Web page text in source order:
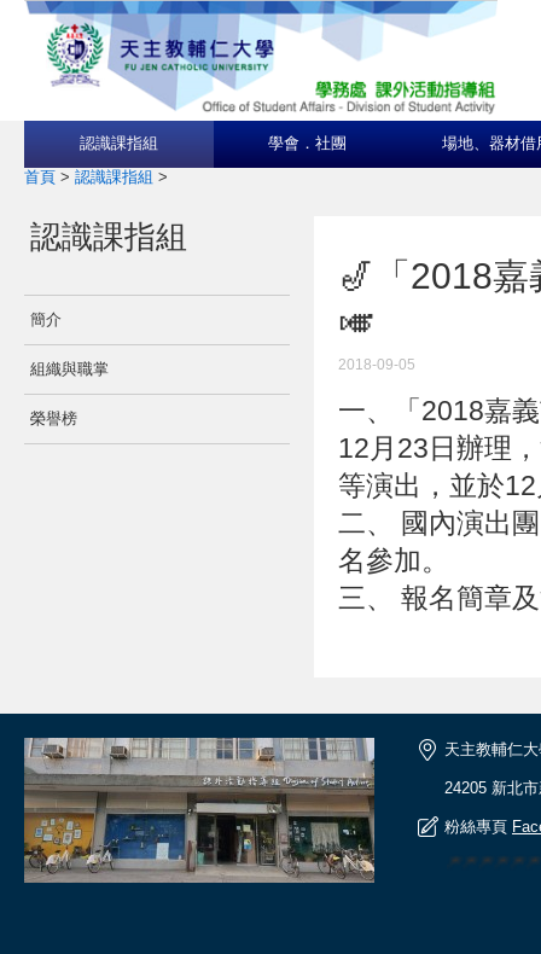
認識課指組 學會．社團 場地、器材借
首頁 > 認識課指組 >
認識課指組
簡介
組織與職掌
榮譽榜
🎷「2018
🎺
2018-09-05
一、「2018嘉
12月23日辦理
等演出，並於
二、 國內演出
名參加。
三、 報名簡章
天主教輔仁
24205 新北
粉絲專頁